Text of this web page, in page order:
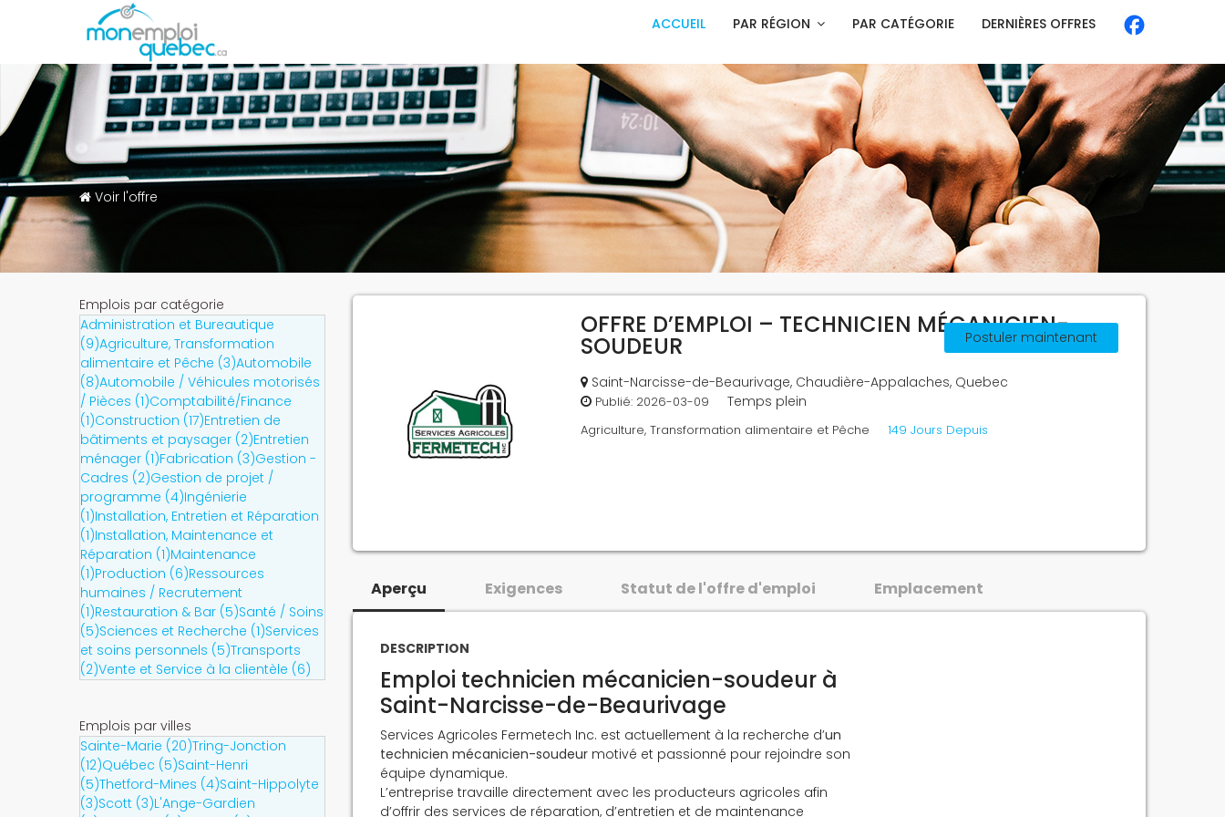
ACCUEIL PAR RÉGION PAR CATÉGORIE DERNIÈRES OFFRES
Voir l'offre
Emplois par catégorie
Administration et Bureautique
(9)Agriculture, Transformation
alimentaire et Pêche (3)Automobile
(8)Automobile / Véhicules motorisés
/ Pièces (1)Comptabilité/Finance
(1)Construction (17)Entretien de
bâtiments et paysager (2)Entretien
ménager (1)Fabrication (3)Gestion -
Cadres (2)Gestion de projet /
programme (4)Ingénierie
(1)Installation, Entretien et Réparation
(1)Installation, Maintenance et
Réparation (1)Maintenance
(1)Production (6)Ressources
humaines / Recrutement
(1)Restauration & Bar (5)Santé / Soins
(5)Sciences et Recherche (1)Services
et soins personnels (5)Transports
(2)Vente et Service à la clientèle (6)
Emplois par villes
Sainte-Marie (20)Tring-Jonction
(12)Québec (5)Saint-Henri
(5)Thetford-Mines (4)Saint-Hippolyte
(3)Scott (3)L'Ange-Gardien
OFFRE D’EMPLOI – TECHNICIEN MÉCANICIEN-
SOUDEUR
Saint-Narcisse-de-Beaurivage, Chaudière-Appalaches, Quebec
Publié: 2026-03-09 Temps plein
Agriculture, Transformation alimentaire et Pêche 149 Jours Depuis
Postuler maintenant
Aperçu Exigences Statut de l'offre d'emploi Emplacement
DESCRIPTION
Emploi technicien mécanicien-soudeur à
Saint-Narcisse-de-Beaurivage
Services Agricoles Fermetech Inc. est actuellement à la recherche d’un
technicien mécanicien-soudeur motivé et passionné pour rejoindre son
équipe dynamique.
L’entreprise travaille directement avec les producteurs agricoles afin
d’offrir des services de réparation, d’entretien et de maintenance